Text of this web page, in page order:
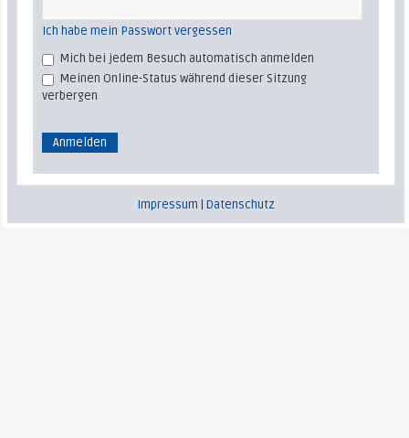
Ich habe mein Passwort vergessen
Mich bei jedem Besuch automatisch anmelden
Meinen Online-Status während dieser Sitzung
verbergen
Impressum |Datenschutz